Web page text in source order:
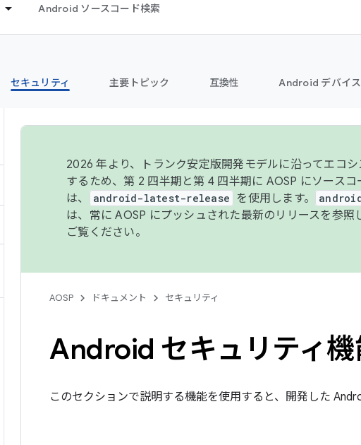
Android ソースコード検索
セキュリティ 主要トピック 互換性 Android デバイス
2026 年より、トランク安定版開発モデルに沿ってエコ
するため、第 2 四半期と第 4 四半期に AOSP にソース
は、
android-latest-release を使用します。
は、常に AOSP にプッシュされた最新のリリースを参照
ご覧ください。
AOSP ドキュメント セキュリティ
Android セキュリティ機
このセクションで説明する機能を使用すると、開発した